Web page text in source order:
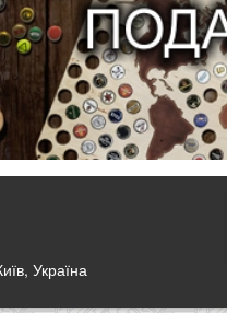
Україна